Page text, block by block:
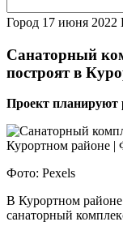
Город 17 июня 2022
Санаторный
построят в
Проект планируют
Фото: Pexels
В Курортном
санаторный